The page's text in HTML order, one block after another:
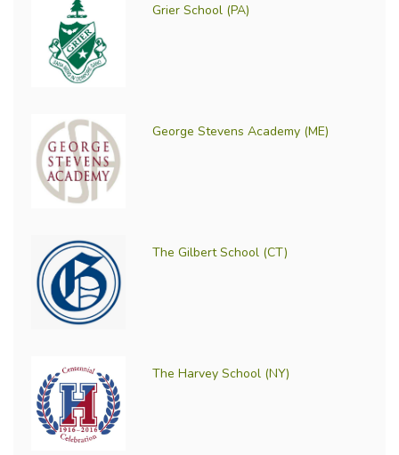
Grier School (PA)
George Stevens Academy (ME)
The Gilbert School (CT)
The Harvey School (NY)